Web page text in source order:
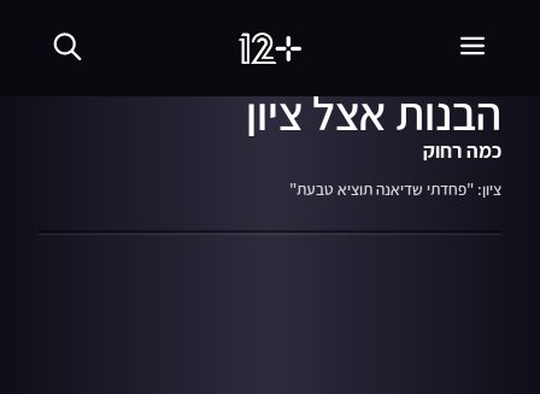
24.06.18
ארוחת בוקר ומתנות:
הבנות אצל ציון
כמה רחוק
ציון: "פחדתי שדיאנה תוציא טבעת"